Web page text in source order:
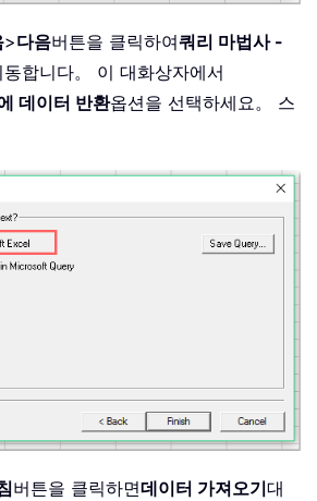
>다음버튼을 클릭하여쿼리 마법사 -
합니다。 이 대화상자에서
데이터 반환옵션을 선택하세요。 스
버튼을 클릭하면데이터 가져오기대